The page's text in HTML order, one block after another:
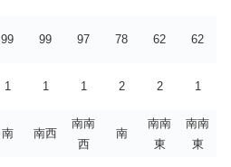
99 99 97 78 62 62
1 1 1 2 2 1
南 南西
南南
西
南
南南
東
南南
東